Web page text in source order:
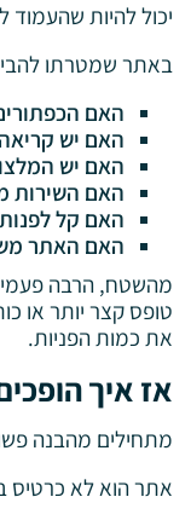
יכול להיות
באתר שמטרתו
האם הכפתורים
האם יש
האם יש
האם השירות
האם קל לפנות
האם האתר
מהשטח, הרבה פעמים
טופס קצר יותר או
את כמות הפניות.
אז איך
מתחילים מהבנה
אתר הוא לא כרטיס